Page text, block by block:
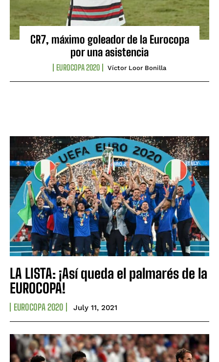
CR7, máximo goleador de la Eurocopa
por una asistencia
EUROCOPA 2020 Víctor Loor Bonilla
LA LISTA: ¡Así queda el palmarés de la
EUROCOPA!
EUROCOPA 2020 July 11, 2021